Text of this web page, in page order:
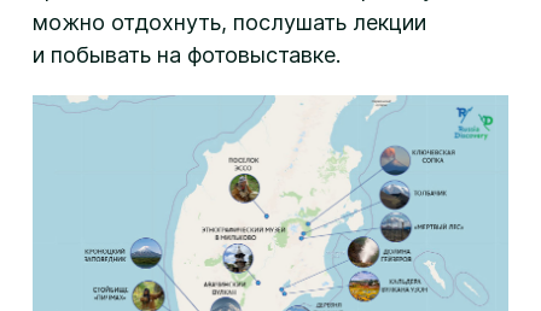
можно отдохнуть, послушать лекции
и побывать на фотовыставке.